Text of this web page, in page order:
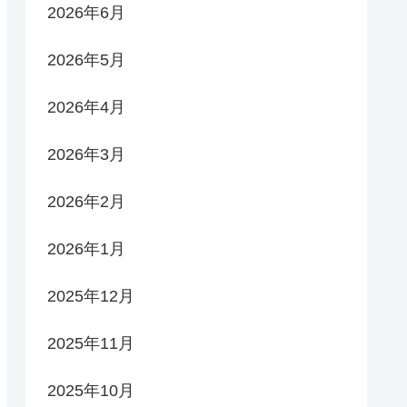
2026年6月
2026年5月
2026年4月
2026年3月
2026年2月
2026年1月
2025年12月
2025年11月
2025年10月